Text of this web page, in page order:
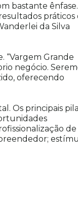
bastante ênfase.
práticos
da Silva
“Vargem Grande
negócio.
oferecendo
Os principais
de